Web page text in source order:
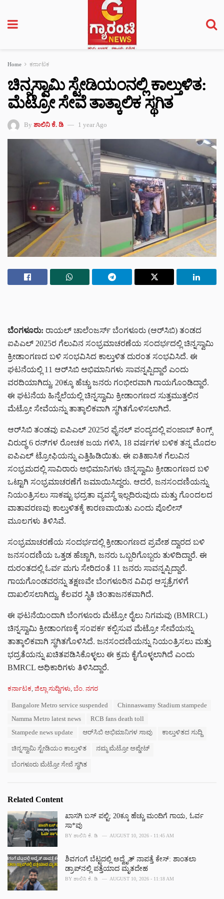
Home ಕರ್ನಾಟಕ
ಚಿನ್ನಸ್ವಾಮಿ ಸ್ಟೇಡಿಯಂನಲ್ಲಿ ಕಾಲ್ತುಳಿತ:
ಮೆಟ್ರೋ ಸೇವೆ ತಾತ್ಕಾಲಿಕ ಸ್ಥಗಿತ
By ಶಾಲಿನಿ ಕೆ. ಡಿ 1 year Ago
ಬೆಂಗಳೂರು: ರಾಯಲ್ ಚಾಲೆಂಜರ್ಸ್ ಬೆಂಗಳೂರು (ಆರ್‌ಸಿಬಿ) ತಂಡದ
ಐಪಿಎಲ್ 2025ರ ಗೆಲುವಿನ ಸಂಭ್ರಮಾಚರಣೆಯ ಸಂದರ್ಭದಲ್ಲಿ ಚಿನ್ನಸ್ವಾಮಿ
ಕ್ರೀಡಾಂಗಣದ ಬಳಿ ಸಂಭವಿಸಿದ ಕಾಲ್ತುಳಿತ ದುರಂತ ಸಂಭವಿಸಿದೆ. ಈ
ಘಟನೆಯಲ್ಲಿ 11 ಆರ್‌ಸಿಬಿ ಅಭಿಮಾನಿಗಳು ಸಾವನ್ನಪ್ಪಿದ್ದಾರೆ ಎಂದು
ವರದಿಯಾಗಿದ್ದು, 20ಕ್ಕೂ ಹೆಚ್ಚು ಜನರು ಗಂಭೀರವಾಗಿ ಗಾಯಗೊಂಡಿದ್ದಾರೆ.
ಈ ಘಟನೆಯ ಹಿನ್ನೆಲೆಯಲ್ಲಿ ಚಿನ್ನಸ್ವಾಮಿ ಕ್ರೀಡಾಂಗಣದ ಸುತ್ತಮುತ್ತಲಿನ
ಮೆಟ್ರೋ ಸೇವೆಯನ್ನು ತಾತ್ಕಾಲಿಕವಾಗಿ ಸ್ಥಗಿತಗೊಳಿಸಲಾಗಿದೆ.
ಆರ್‌ಸಿಬಿ ತಂಡವು ಐಪಿಎಲ್ 2025ರ ಫೈನಲ್ ಪಂದ್ಯದಲ್ಲಿ ಪಂಜಾಬ್ ಕಿಂಗ್ಸ್
ವಿರುದ್ಧ 6 ರನ್‌ಗಳ ರೋಚಕ ಜಯ ಗಳಿಸಿ, 18 ವರ್ಷಗಳ ಬಳಿಕ ತನ್ನ ಮೊದಲ
ಐಪಿಎಲ್ ಟ್ರೋಫಿಯನ್ನು ಎತ್ತಿಹಿಡಿಯಿತು. ಈ ಐತಿಹಾಸಿಕ ಗೆಲುವಿನ
ಸಂಭ್ರಮದಲ್ಲಿ ಸಾವಿರಾರು ಅಭಿಮಾನಿಗಳು ಚಿನ್ನಸ್ವಾಮಿ ಕ್ರೀಡಾಂಗಣದ ಬಳಿ
ಒಟ್ಟಾಗಿ ಸಂಭ್ರಮಾಚರಣೆಗೆ ಜಮಾಯಿಸಿದ್ದರು. ಆದರೆ, ಜನಸಂದಣಿಯನ್ನು
ನಿಯಂತ್ರಿಸಲು ಸಾಕಷ್ಟು ಭದ್ರತಾ ವ್ಯವಸ್ಥೆ ಇಲ್ಲದಿರುವುದು ಮತ್ತು ಗೊಂದಲದ
ವಾತಾವರಣವು ಕಾಲ್ತುಳಿತಕ್ಕೆ ಕಾರಣವಾಯಿತು ಎಂದು ಪೊಲೀಸ್
ಮೂಲಗಳು ತಿಳಿಸಿವೆ.
ಸಂಭ್ರಮಾಚರಣೆಯ ಸಂದರ್ಭದಲ್ಲಿ ಕ್ರೀಡಾಂಗಣದ ಪ್ರವೇಶ ದ್ವಾರದ ಬಳಿ
ಜನಸಂದಣಿಯ ಒತ್ತಡ ಹೆಚ್ಚಾಗಿ, ಜನರು ಒಬ್ಬರಿಗೊಬ್ಬರು ತುಳಿದಿದ್ದಾರೆ. ಈ
ದುರಂತದಲ್ಲಿ ಓರ್ವ ಮಗು ಸೇರಿದಂತೆ 11 ಜನರು ಸಾವನ್ನಪ್ಪಿದ್ದಾರೆ.
ಗಾಯಗೊಂಡವರನ್ನು ತಕ್ಷಣವೇ ಬೆಂಗಳೂರಿನ ವಿವಿಧ ಆಸ್ಪತ್ರೆಗಳಿಗೆ
ದಾಖಲಿಸಲಾಗಿದ್ದು, ಕೆಲವರ ಸ್ಥಿತಿ ಚಿಂತಾಜನಕವಾಗಿದೆ.
ಈ ಘಟನೆಯಿಂದಾಗಿ ಬೆಂಗಳೂರು ಮೆಟ್ರೋ ರೈಲು ನಿಗಮವು (BMRCL)
ಚಿನ್ನಸ್ವಾಮಿ ಕ್ರೀಡಾಂಗಣಕ್ಕೆ ಸಂಪರ್ಕ ಕಲ್ಪಿಸುವ ಮೆಟ್ರೋ ಸೇವೆಯನ್ನು
ತಾತ್ಕಾಲಿಕವಾಗಿ ಸ್ಥಗಿತಗೊಳಿಸಿದೆ. ಜನಸಂದಣಿಯನ್ನು ನಿಯಂತ್ರಿಸಲು ಮತ್ತು
ಭದ್ರತೆಯನ್ನು ಖಚಿತಪಡಿಸಿಕೊಳ್ಳಲು ಈ ಕ್ರಮ ಕೈಗೊಳ್ಳಲಾಗಿದೆ ಎಂದು
BMRCL ಅಧಿಕಾರಿಗಳು ತಿಳಿಸಿದ್ದಾರೆ.
C
ಕರ್ನಾಟಕ ಜಿಲ್ಲಾ ಸುದ್ದಿಗಳು ಬೆಂ. ನಗರ
Bangalore Metro service suspended
Chinnaswamy Stadium stampede
Namma Metro latest news
RCB fans death toll
Stampede news update
ಆರ್‌ಸಿಬಿ ಅಭಿಮಾನಿಗಳ ಸಾವು ಕಾಲ್ತುಳಿತದ ಸುದ್ದಿ
ಚಿನ್ನಸ್ವಾಮಿ ಸ್ಟೇಡಿಯಂ ಕಾಲ್ತುಳಿತ ನಮ್ಮ ಮೆಟ್ರೋ ಅಪ್ಡೇಟ್
ಬೆಂಗಳೂರು ಮೆಟ್ರೋ ಸೇವೆ ಸ್ಥಗಿತ
Related Content
ಖಾಸಗಿ ಬಸ್ ಪಲ್ಟಿ; 20ಕ್ಕೂ ಹೆಚ್ಚು ಮಂದಿಗೆ ಗಾಯ, ಓರ್ವ
ಸಾ*ವು
BY ಶಾಲಿನಿ ಕೆ. ಡಿ AUGUST 10, 2026 - 11:45 AM
ಶಿವಗಂಗೆ ಬೆಟ್ಟದಲ್ಲಿ ಅದ್ವೈತ್ ನಾಪತ್ತೆ ಕೇಸ್‌‌: ಶಾಂತಲಾ
ಡ್ರಾಪ್‌‌ನಲ್ಲಿ ಪತ್ತೆಯಾದ ಮೃತದೇಹ
BY ಶಾಲಿನಿ ಕೆ. ಡಿ AUGUST 10, 2026 - 11:18 AM